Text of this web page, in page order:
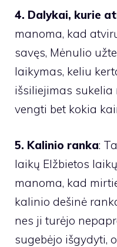
4. Dalykai, kurie
manoma, kad
savęs, Mėnulio
laikymas, keliu
išsiliejimas sukelia
vengti bet kokia
5. Kalinio ranka:
laikų Elžbietos
manoma, kad
kalinio dešinė
nes ji turėjo
sugebėjo išgydyti,